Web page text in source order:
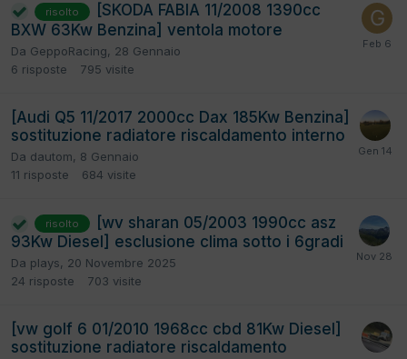
risolto
[SKODA FABIA 11/2008 1390cc
BXW 63Kw Benzina] ventola motore
Da GeppoRacing, 28 Gennaio
6 risposte 795 visite
[Audi Q5 11/2017 2000cc Dax 185Kw Benzina]
sostituzione radiatore riscaldamento interno
Da dautom, 8 Gennaio
11 risposte 684 visite
risolto
[wv sharan 05/2003 1990cc asz
93Kw Diesel] esclusione clima sotto i 6gradi
Da plays, 20 Novembre 2025
24 risposte 703 visite
[vw golf 6 01/2010 1968cc cbd 81Kw Diesel]
sostituzione radiatore riscaldamento